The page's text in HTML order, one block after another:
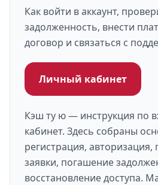
Как войти в аккаунт,
задолженность, внести
договор и связаться с
Личный кабинет
Кэш ту ю — инструкция по
кабинет. Здесь собраны
регистрация, авторизация,
заявки, погашение
восстановление доступа.